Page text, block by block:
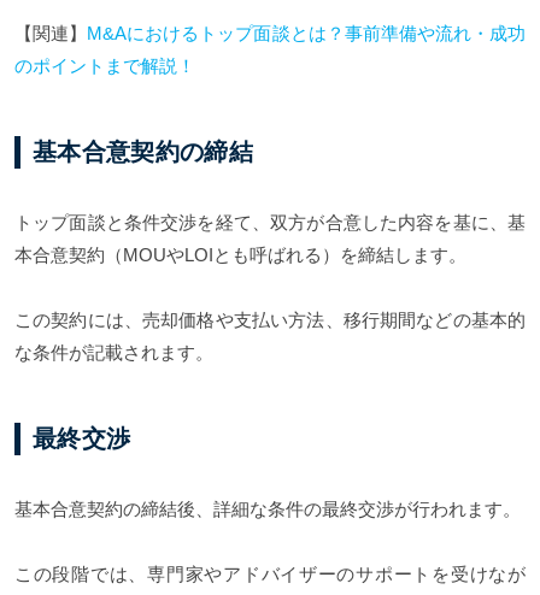
【関連】 M&Aにおけるトップ面談とは？事前準備や流れ・成功
のポイントまで解説！
基本合意契約の締結
トップ面談と条件交渉を経て、双方が合意した内容を基に、基
本合意契約（MOUやLOIとも呼ばれる）を締結します。
この契約には、売却価格や支払い方法、移行期間などの基本的
な条件が記載されます。
最終交渉
基本合意契約の締結後、詳細な条件の最終交渉が行われます。
この段階では、専門家やアドバイザーのサポートを受けなが